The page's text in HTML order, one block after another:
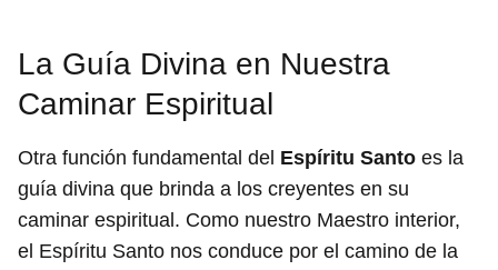
La Guía Divina en Nuestra
Caminar Espiritual
Otra función fundamental del Espíritu Santo es la
guía divina que brinda a los creyentes en su
caminar espiritual. Como nuestro Maestro interior,
el Espíritu Santo nos conduce por el camino de la